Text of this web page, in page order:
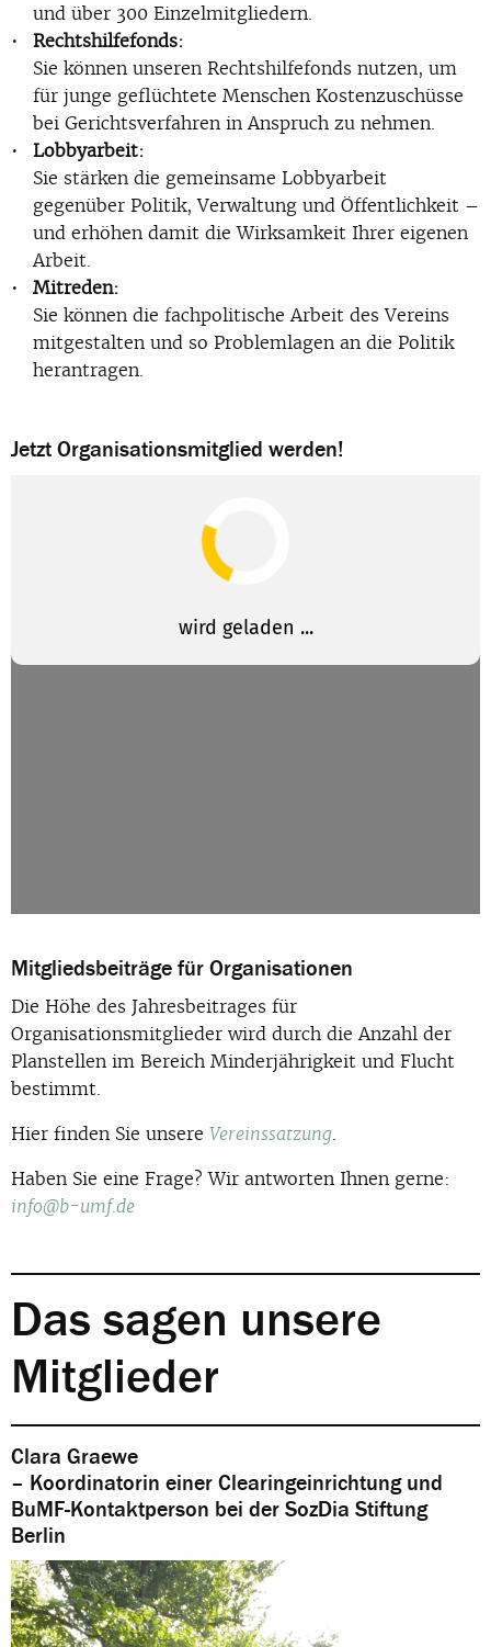
und über 300 Einzelmitgliedern.
Rechtshilfefonds:
Sie können unseren Rechtshilfefonds nutzen, um
für junge geflüchtete Menschen Kostenzuschüsse
bei Gerichtsverfahren in Anspruch zu nehmen.
Lobbyarbeit:
Sie stärken die gemeinsame Lobbyarbeit
gegenüber Politik, Verwaltung und Öffentlichkeit –
und erhöhen damit die Wirksamkeit Ihrer eigenen
Arbeit.
Mitreden:
Sie können die fachpolitische Arbeit des Vereins
mitgestalten und so Problemlagen an die Politik
herantragen.
Jetzt Organisationsmitglied werden!
Mitgliedsbeiträge für Organisationen
Die Höhe des Jahresbeitrages für
Organisationsmitglieder wird durch die Anzahl der
Planstellen im Bereich Minderjährigkeit und Flucht
bestimmt.
Hier finden Sie unsere Vereinssatzung.
Haben Sie eine Frage? Wir antworten Ihnen gerne:
info@b-umf.de
Das sagen unsere
Mitglieder
Clara Graewe
– Koordinatorin einer Clearingeinrichtung und
BuMF-Kontaktperson bei der SozDia Stiftung
Berlin